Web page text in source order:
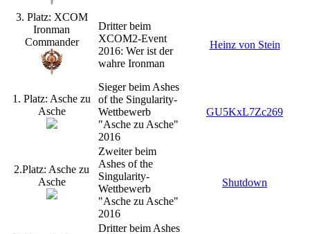
3. Platz: XCOM
Ironman
Commander
Dritter beim
XCOM2-Event
2016: Wer ist der
wahre Ironman
Heinz von Stein
1. Platz: Asche zu
Asche
Sieger beim Ashes
of the Singularity-
Wettbewerb
"Asche zu Asche"
2016
GU5KxL7Zc269
2.Platz: Asche zu
Asche
Zweiter beim
Ashes of the
Singularity-
Wettbewerb
"Asche zu Asche"
2016
Shutdown
Dritter beim Ashes